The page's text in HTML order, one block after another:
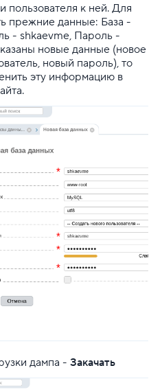
пользователя к ней. Для
прежние данные: База -
- shkaevme, Пароль -
новые данные (новое
новый пароль), то
эту информацию в
дампа - Закачать